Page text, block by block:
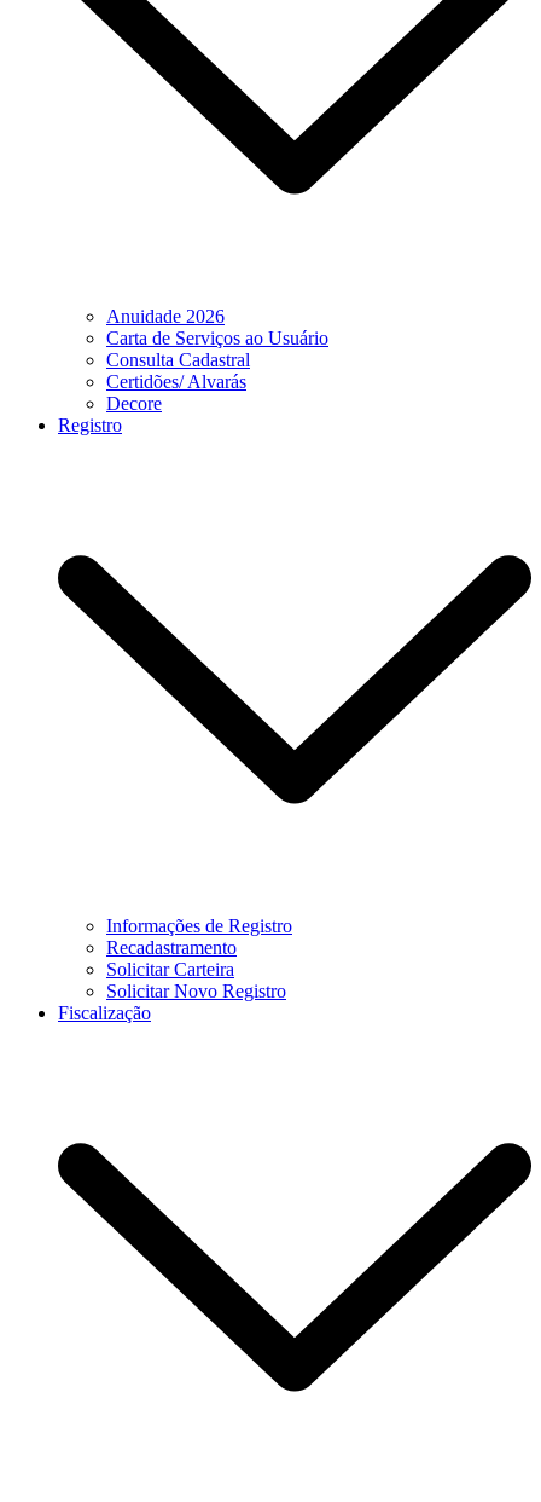
Anuidade 2026
Carta de Serviços ao Usuário
Consulta Cadastral
Certidões/ Alvarás
Decore
Registro
Informações de Registro
Recadastramento
Solicitar Carteira
Solicitar Novo Registro
Fiscalização